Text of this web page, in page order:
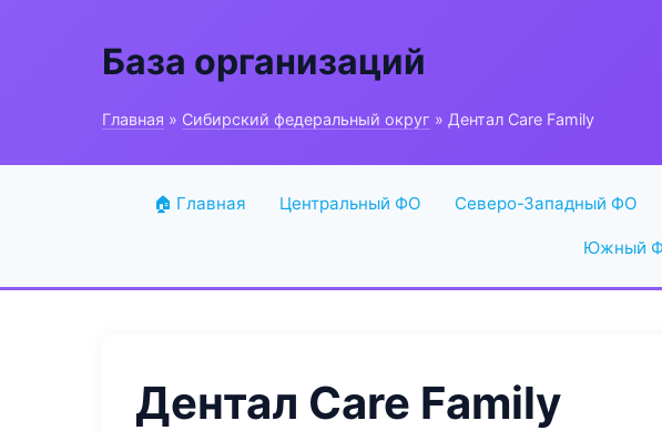
База организаций
Главная » Сибирский федеральный округ » Дентал Care Family
🏠 Главная Центральный ФО Северо-Западный ФО
Южный
Дентал Care Family